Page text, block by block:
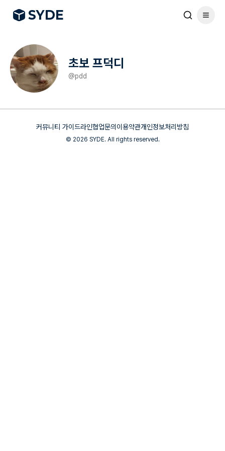
SYDE
초보 프덕디
@pdd
커뮤니티 가이드라인협업문의 이용약관개인정보처리방침
© 2026 SYDE. All rights reserved.